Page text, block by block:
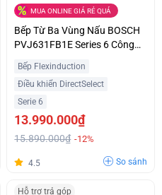
MUA ONLINE GIÁ RẺ QUÁ
Bếp Từ Ba Vùng Nấu BOSCH
PVJ631FB1E Series 6 Công
Suất 7400W Nhập Khẩu Châu
Âu
Bếp Flexinduction
Điều khiển DirectSelect
Serie 6
13.990.000₫
15.890.000₫ -12%
4.5 So sánh
Hỗ trợ trả góp